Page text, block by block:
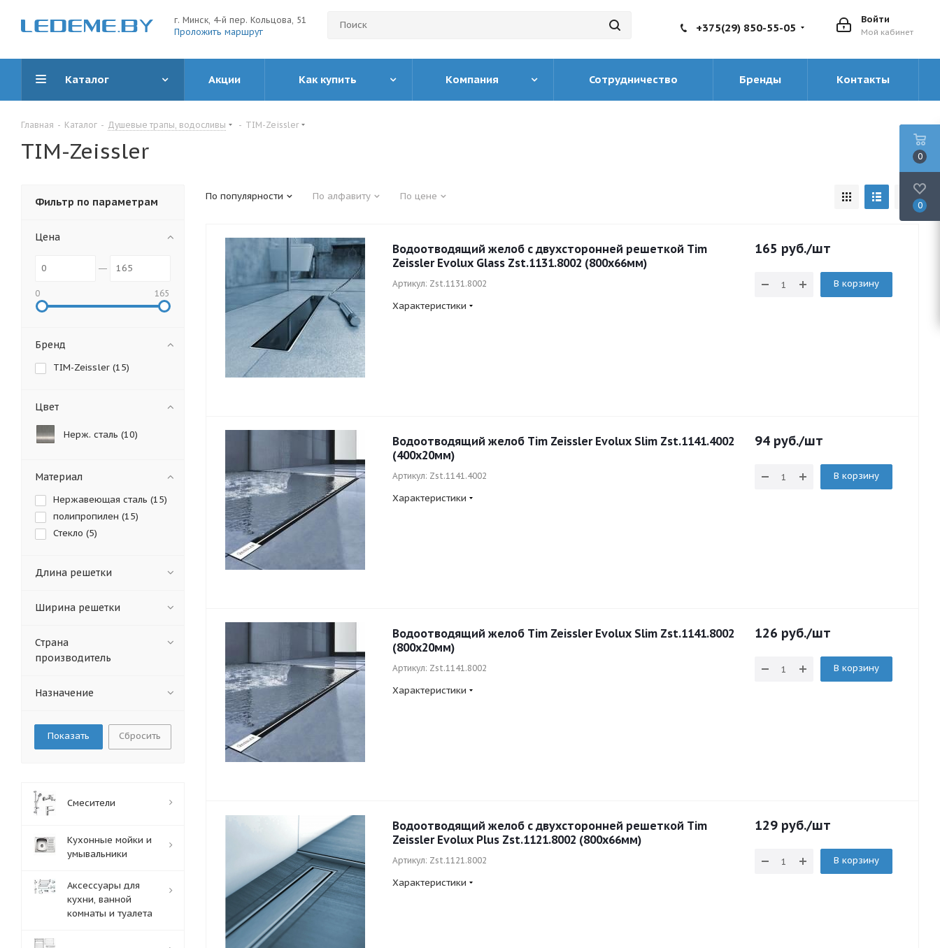
г. Минск, 4-й пер. Кольцова, 51
Проложить маршрут
Войти
Мой кабинет
+375(29) 850-55-05
Каталог Акции Как купить Компания Сотрудничество Бренды Контакты
Главная - Каталог - Душевые трапы, водосливы - TIM-Zeissler
TIM-Zeissler
По популярности По алфавиту По цене
Водоотводящий желоб с двухсторонней решеткой Tim
Zeissler Evolux Glass Zst.1131.8002 (800x66мм)
Артикул: Zst.1131.8002
Характеристики
165 руб./шт
В корзину
Водоотводящий желоб Tim Zeissler Evolux Slim Zst.1141.4002
(400x20мм)
Артикул: Zst.1141.4002
Характеристики
94 руб./шт
В корзину
Водоотводящий желоб Tim Zeissler Evolux Slim Zst.1141.8002
(800x20мм)
Артикул: Zst.1141.8002
Характеристики
126 руб./шт
В корзину
Водоотводящий желоб с двухсторонней решеткой Tim
Zeissler Evolux Plus Zst.1121.8002 (800x66мм)
Артикул: Zst.1121.8002
Характеристики
129 руб./шт
В корзину
Фильтр по параметрам
Цена
0 165
Бренд
TIM-Zeissler (15)
Цвет
Нерж. сталь (10)
Материал
Нержавеющая сталь (15)
полипропилен (15)
Стекло (5)
Длина решетки
Ширина решетки
Страна
производитель
Назначение
Сбросить
Смесители
Кухонные мойки и
умывальники
Аксессуары для
кухни, ванной
комнаты и туалета
0
0